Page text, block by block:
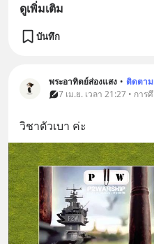
ดูเพิ่มเติม
บันทึก
พระอาทิตย์ส่องแสง • ติดตาม
7 เม.ย. เวลา 21:27 • การ
วิชาตัวเบา ค่ะ